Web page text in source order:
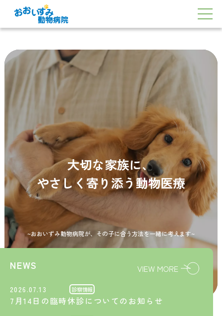
大切な家族に、
やさしく寄り添う動物医療
~おおいずみ動物病院が、その子に合う方法を一緒に考えます~
NEWS VIEW MORE
2026.07.13 診察情報
7月14日の臨時休診についてのお知らせ